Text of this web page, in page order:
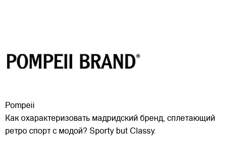
Pompeii
Как охарактеризовать мадридский бренд, сплетающий
ретро спорт с модой? Sporty but Classy.